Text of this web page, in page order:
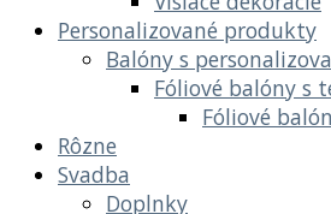
Personalizované produkty
Balóny s
Fóliové balóny s
Fóliové
Rôzne
Svadba
Doplnky